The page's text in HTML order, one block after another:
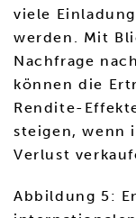
viele
werden. Mit
Nachfrage
können die
Rendite-
steigen, wenn
Verlust
Abbildung 5: